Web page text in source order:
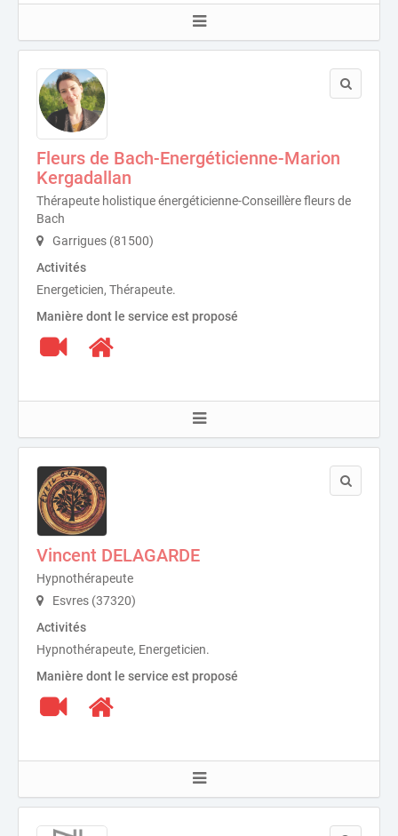
Fleurs de Bach-Energéticienne-Marion
Kergadallan
Thérapeute holistique énergéticienne-Conseillère fleurs de
Bach
Garrigues (81500)
Activités
Energeticien, Thérapeute.
Manière dont le service est proposé
Vincent DELAGARDE
Hypnothérapeute
Esvres (37320)
Activités
Hypnothérapeute, Energeticien.
Manière dont le service est proposé